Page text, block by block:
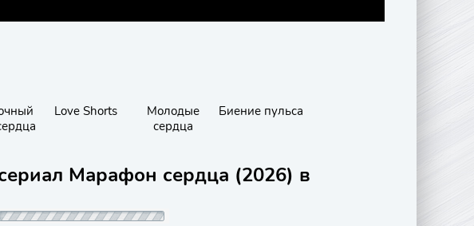
Love Shorts
Молодые
сердца
Биение пульса
Марафон сердца (2026) в